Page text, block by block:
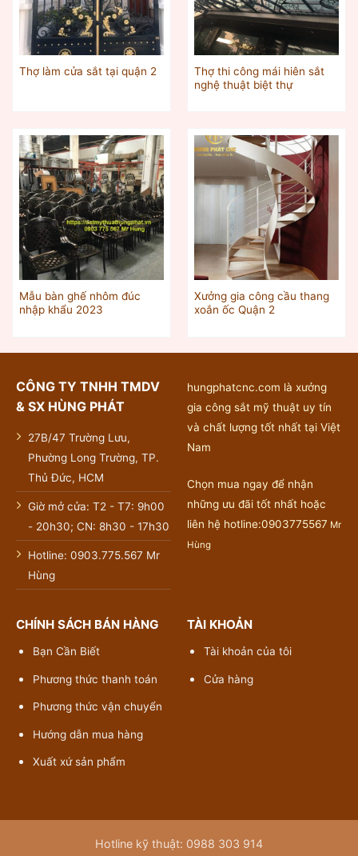
Thợ làm cửa sắt tại quận 2
Thợ thi công mái hiên sắt
nghệ thuật biệt thự
Mẫu bàn ghế nhôm đúc
nhập khẩu 2023
Xưởng gia công cầu thang
xoắn ốc Quận 2
CÔNG TY TNHH TMDV
& SX HÙNG PHÁT
27B/47 Trường Lưu,
Phường Long Trường, TP.
Thủ Đức, HCM
Giờ mở cửa: T2 - T7: 9h00
- 20h30; CN: 8h30 - 17h30
Hotline: 0903.775.567 Mr
Hùng
hungphatcnc.com là xưởng
gia công sắt mỹ thuật uy tín
và chất lượng tốt nhất tại Việt
Nam
Chọn mua ngay để nhận
những ưu đãi tốt nhất hoặc
liên hệ hotline:0903775567 Mr
Hùng
CHÍNH SÁCH BÁN HÀNG
Bạn Cần Biết
Phương thức thanh toán
Phương thức vận chuyển
Hướng dẫn mua hàng
Xuất xứ sản phẩm
TÀI KHOẢN
Tài khoản của tôi
Cửa hàng
Hotline kỹ thuật: 0988 303 914